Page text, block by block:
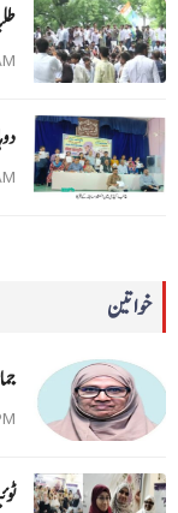
خواتین